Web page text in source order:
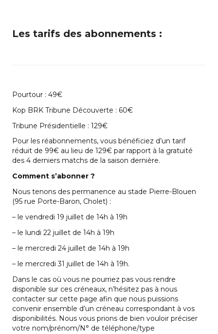
Les tarifs des abonnements :
Pourtour : 49€
Kop BRK Tribune Découverte : 60€
Tribune Présidentielle : 129€
Pour les réabonnements, vous bénéficiez d’un tarif
réduit de 99€ au lieu de 129€ par rapport à la gratuité
des 4 derniers matchs de la saison dernière.
Comment s’abonner ?
Nous tenons des permanence au stade Pierre-Blouen
(95 rue Porte-Baron, Cholet) :
– le vendredi 19 juillet de 14h à 19h
– le lundi 22 juillet de 14h à 19h
– le mercredi 24 juillet de 14h à 19h
– le mercredi 31 juillet de 14h à 19h.
Dans le cas où vous ne pourriez pas vous rendre
disponible sur ces créneaux, n’hésitez pas à nous
contacter sur cette page afin que nous puissions
convenir ensemble d’un créneau correspondant à vos
disponibilités. Nous vous prions de bien vouloir préciser
votre nom/prénom/N° de téléphone/type